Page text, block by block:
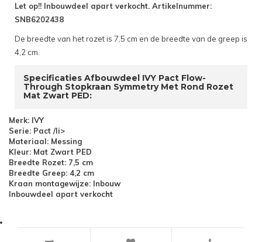
Let op!! Inbouwdeel apart verkocht. Artikelnummer:
SNB6202438
De breedte van het rozet is 7,5 cm en de breedte van de greep is
4,2 cm.
Specificaties Afbouwdeel IVY Pact Flow-
Through Stopkraan Symmetry Met Rond Rozet
Mat Zwart PED:
Merk: IVY
Serie: Pact /li>
Materiaal: Messing
Kleur: Mat Zwart PED
Breedte Rozet: 7,5 cm
Breedte Greep: 4,2 cm
Kraan montagewijze: Inbouw
Inbouwdeel apart verkocht